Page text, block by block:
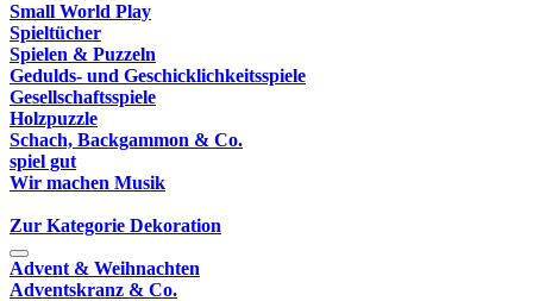
Small World Play
Spieltücher
Spielen & Puzzeln
Gedulds- und Geschicklichkeitsspiele
Gesellschaftsspiele
Holzpuzzle
Schach, Backgammon & Co.
spiel gut
Wir machen Musik
Zur Kategorie Dekoration
Advent & Weihnachten
Adventskranz & Co.